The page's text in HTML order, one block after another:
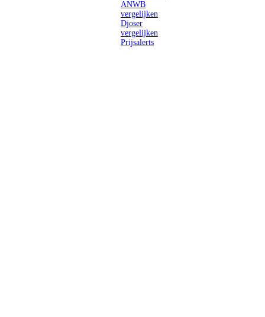
ANWB
vergelijken
Djoser
vergelijken
Prijsalerts